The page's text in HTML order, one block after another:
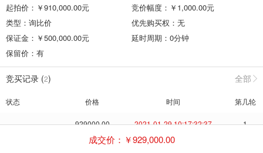
起拍价：￥910,000.00元 竞价幅度：￥ 1,000.00元
类型： 询比价 优先购买权： 无
保证金：￥500,000.00元 延时周期： 0分钟
保留价： 有
竞买记录 (2) 全部
状态 价格 时间 第几轮
-- 929000.00 2021-01-29 10:17:32:37 1
910000.00 2021-01-29 10:02:10:44
成交价：￥929,000.00